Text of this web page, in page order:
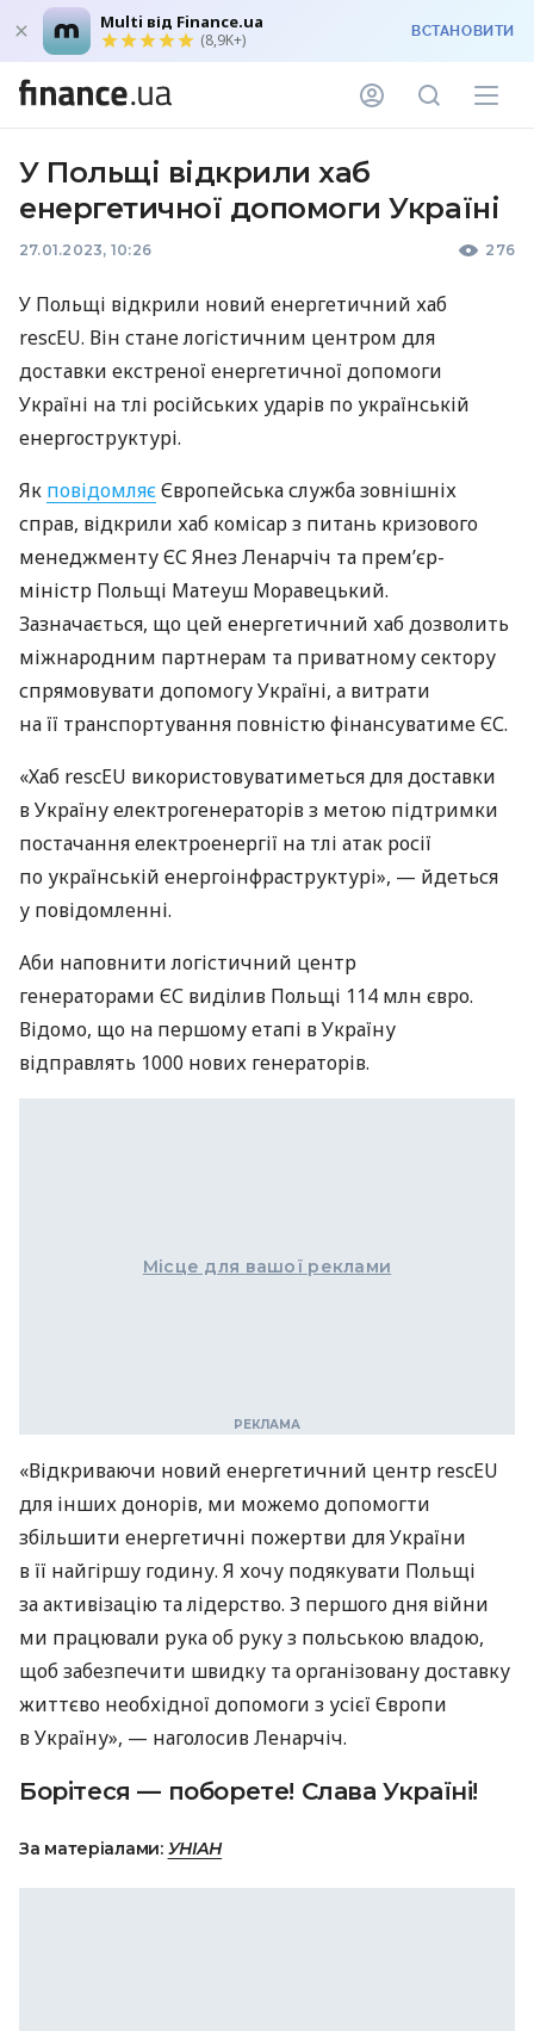
Multi від Finance.ua
(8,9K+) ВСТАНОВИТИ
У Польщі відкрили хаб
енергетичної допомоги Україні
27.01.2023, 10:26 276
У Польщі відкрили новий енергетичний хаб
rescEU. Він стане логістичним центром для
доставки екстреної енергетичної допомоги
Україні на тлі російських ударів по українській
енергоструктурі.
Як повідомляєЄвропейська служба зовнішніх
справ, відкрили хаб комісар з питань кризового
менеджменту ЄС Янез Ленарчіч та прем’єр-
міністр Польщі Матеуш Моравецький.
Зазначається, що цей енергетичний хаб дозволить
міжнародним партнерам та приватному сектору
спрямовувати допомогу Україні, а витрати
на її транспортування повністю фінансуватиме ЄС.
«Хаб rescEU використовуватиметься для доставки
в Україну електрогенераторів з метою підтримки
постачання електроенергії на тлі атак росії
по українській енергоінфраструктурі», — йдеться
у повідомленні.
Аби наповнити логістичний центр
генераторами ЄС виділив Польщі 114 млн євро.
Відомо, що на першому етапі в Україну
відправлять 1000 нових генераторів.
Місце для вашої реклами
«Відкриваючи новий енергетичний центр rescEU
для інших донорів, ми можемо допомогти
збільшити енергетичні пожертви для України
в її найгіршу годину. Я хочу подякувати Польщі
за активізацію та лідерство. З першого дня війни
ми працювали рука об руку з польською владою,
щоб забезпечити швидку та організовану доставку
життєво необхідної допомоги з усієї Європи
в Україну», — наголосив Ленарчіч.
Борітеся — поборете! Слава Україні!
За матеріалами: УНІАН